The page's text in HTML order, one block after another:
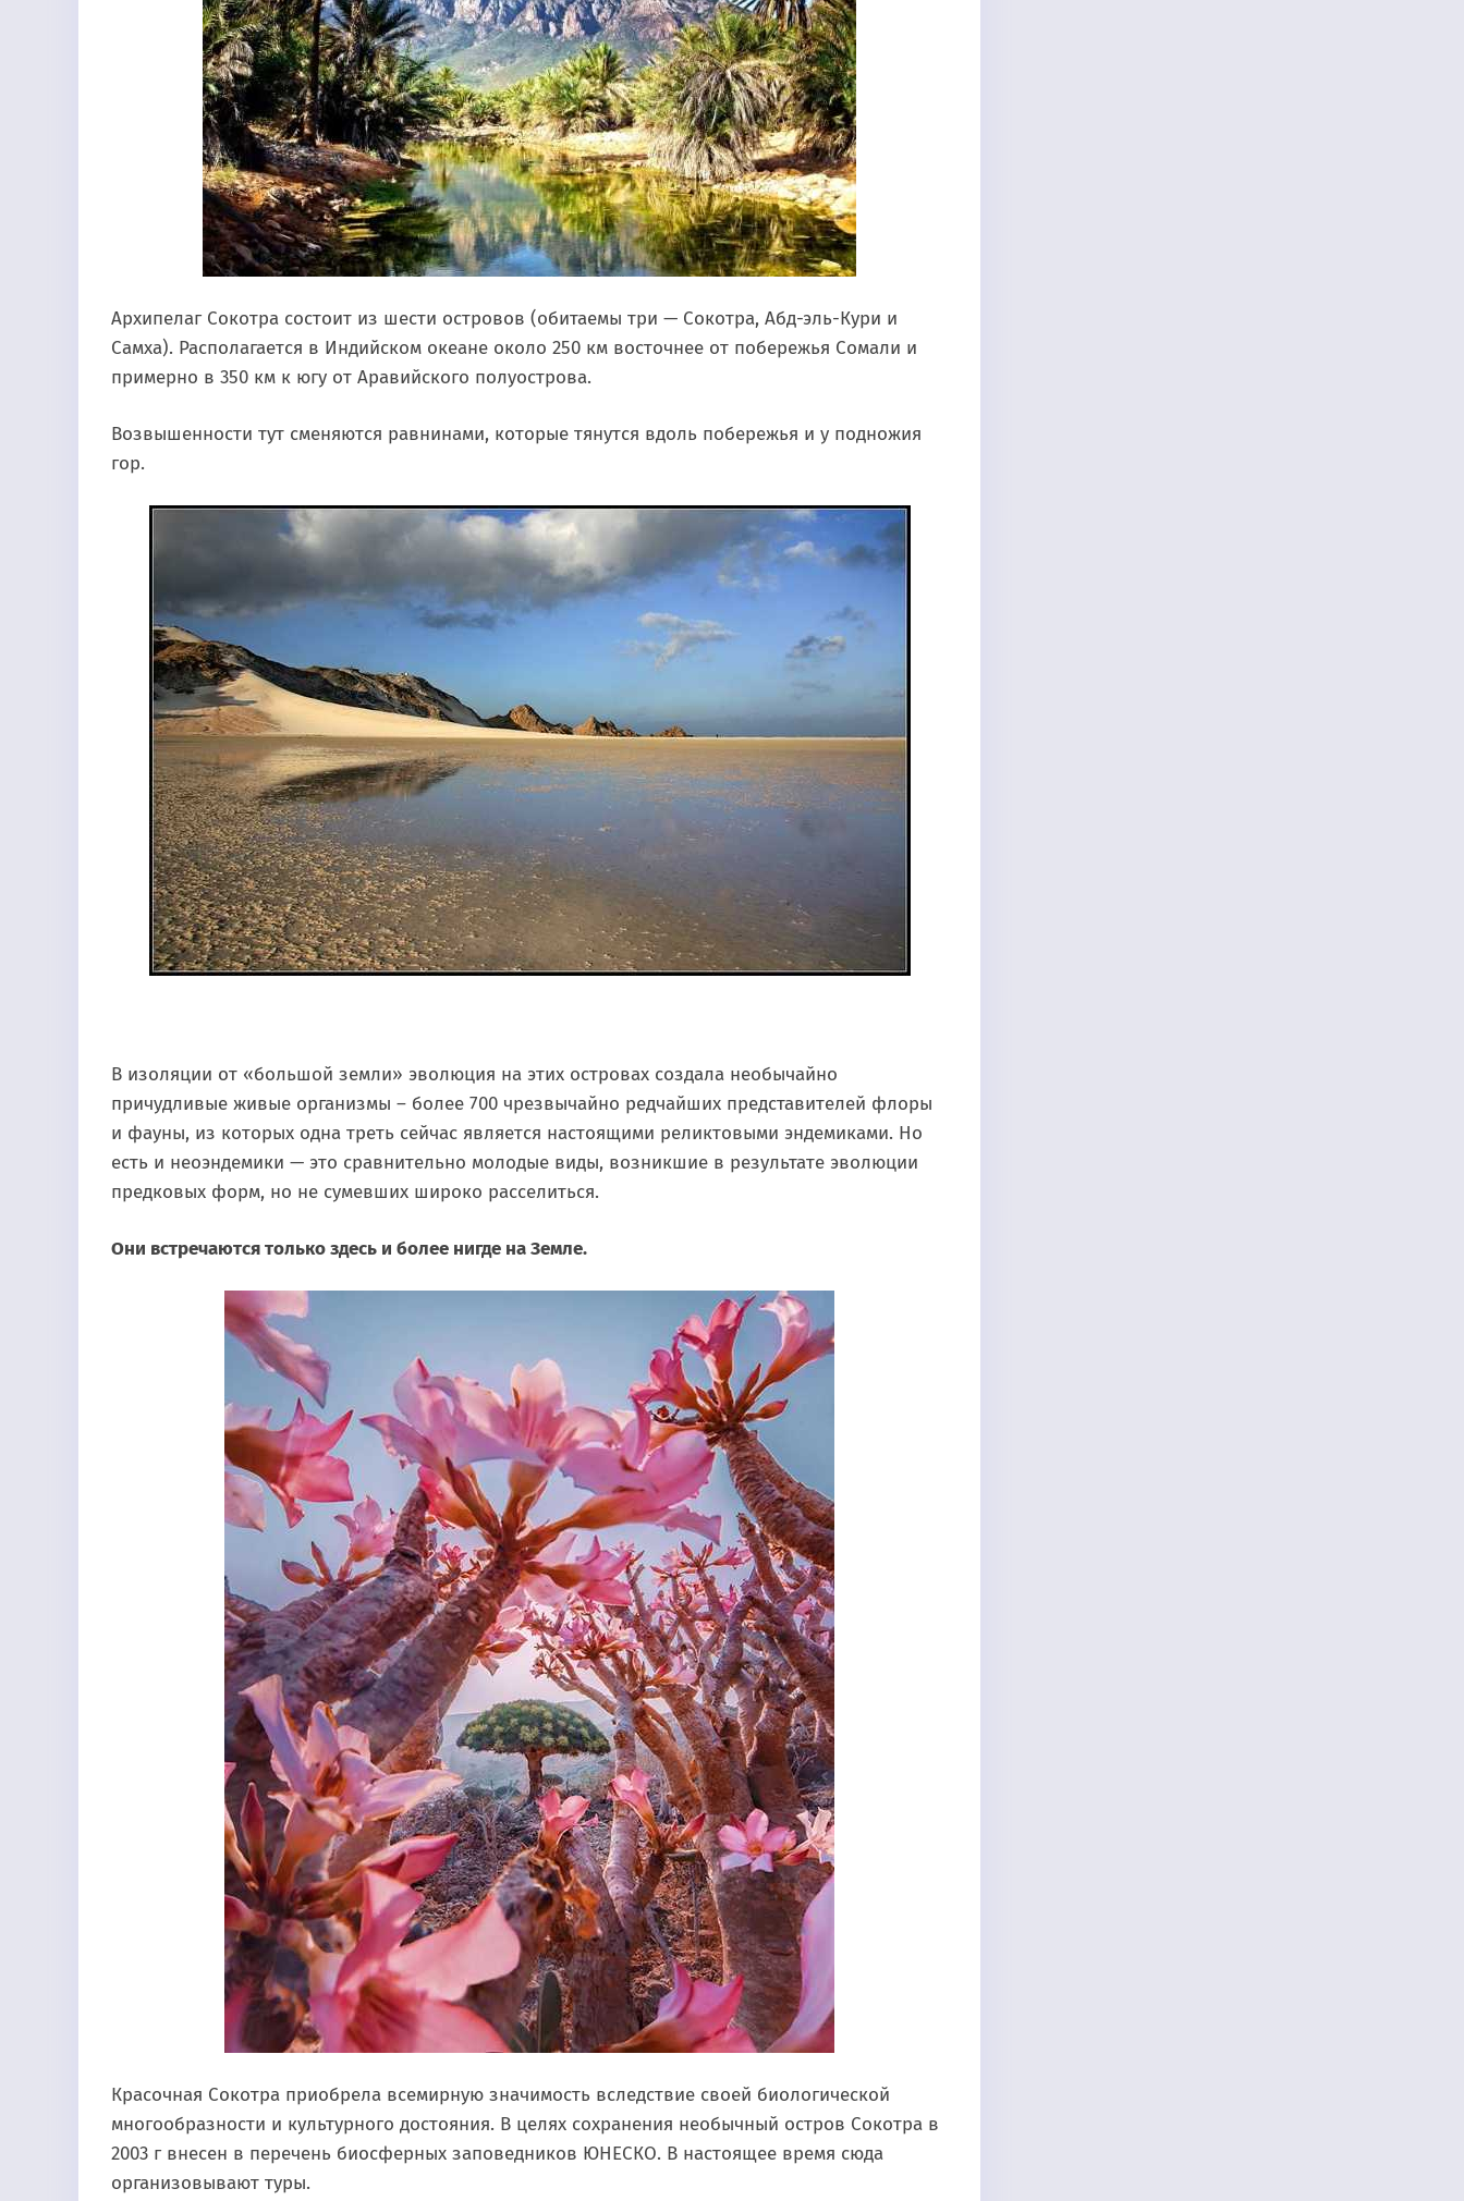
Архипелаг Сокотра состоит из шести островов (обитаемы три — Сокотра, Абд-эль-Кури и
Самха). Располагается в Индийском океане около 250 км восточнее от побережья Сомали и
примерно в 350 км к югу от Аравийского полуострова.
Возвышенности тут сменяются равнинами, которые тянутся вдоль побережья и у подножия
гор.
В изоляции от «большой земли» эволюция на этих островах создала необычайно
причудливые живые организмы – более 700 чрезвычайно редчайших представителей флоры
и фауны, из которых одна треть сейчас является настоящими реликтовыми эндемиками. Но
есть и неоэндемики — это сравнительно молодые виды, возникшие в результате эволюции
предковых форм, но не сумевших широко расселиться.
Они встречаются только здесь и более нигде на Земле.
Красочная Сокотра приобрела всемирную значимость вследствие своей биологической
многообразности и культурного достояния. В целях сохранения необычный остров Сокотра в
2003 г внесен в перечень биосферных заповедников ЮНЕСКО. В настоящее время сюда
организовывают туры.